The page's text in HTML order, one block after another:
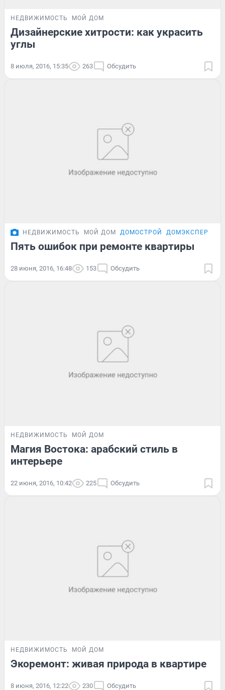
НЕДВИЖИМОСТЬ МОЙ ДОМ
Дизайнерские хитрости: как украсить
углы
8 июля, 2016, 15:35 263 Обсудить
НЕДВИЖИМОСТЬ МОЙ ДОМ ДОМОСТРОЙ ДОМЭКСПЕРТ
Пять ошибок при ремонте квартиры
28 июня, 2016, 16:48 153 Обсудить
НЕДВИЖИМОСТЬ МОЙ ДОМ
Магия Востока: арабский стиль в
интерьере
22 июня, 2016, 10:42 225 Обсудить
НЕДВИЖИМОСТЬ МОЙ ДОМ
Экоремонт: живая природа в квартире
8 июня, 2016, 12:22 230 Обсудить